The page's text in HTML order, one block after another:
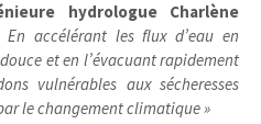
hydrologue Charlène
En accélérant les flux d’eau en
et en l’évacuant rapidement
vulnérables aux sécheresses
le changement climatique»